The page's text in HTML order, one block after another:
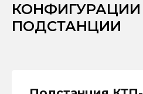
КОНФИГУРАЦИИ
ПОДСТАНЦИИ